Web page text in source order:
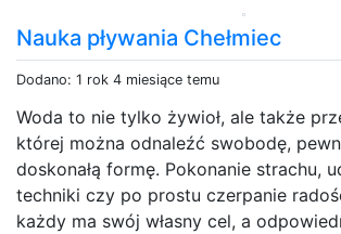
Nauka pływania Chełmiec
Dodano: 1 rok 4 miesiące temu
Woda to nie tylko żywioł, ale także
której można odnaleźć swobodę,
doskonałą formę. Pokonanie strachu,
techniki czy po prostu czerpanie
każdy ma swój własny cel, a